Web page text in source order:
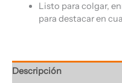
Listo para colgar,
para destacar en
Descripción